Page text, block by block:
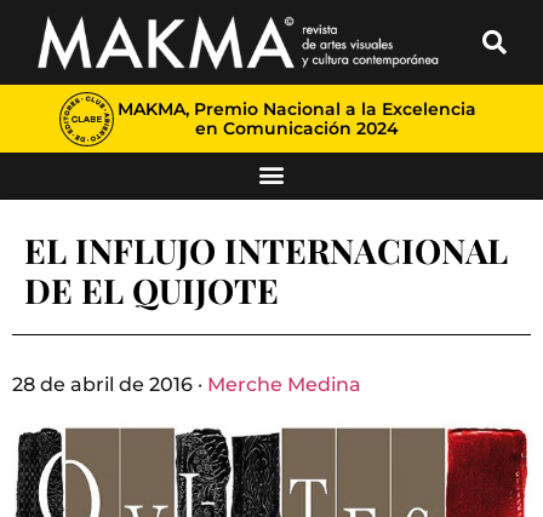
MAKMA, Premio Nacional a la Excelencia
en Comunicación 2024
EL INFLUJO INTERNACIONAL
DE EL QUIJOTE
28 de abril de 2016 · Merche Medina